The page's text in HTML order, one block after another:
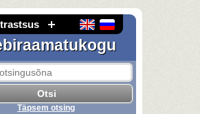
Täpsem otsing